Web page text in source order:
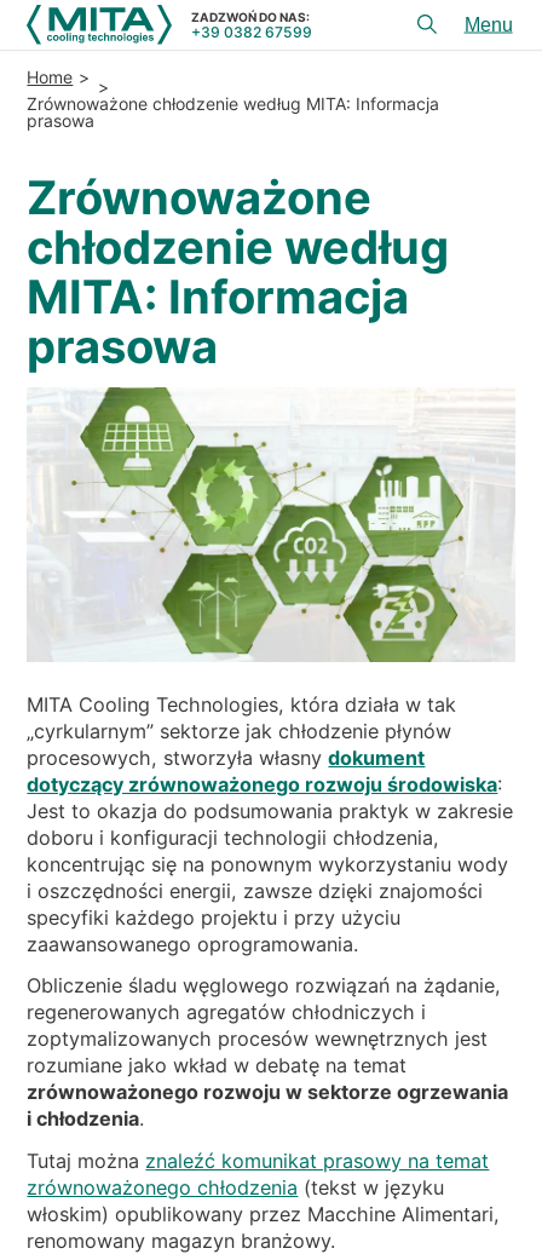
REFERENCJE
WIADOMOŚCI
KIM JESTEŚMY
ZRÓWNOWAŻONEGO
PL EN IT FR DE
ZADZWOŃ DO NAS:
+39 0382 67599
menu
PRODUKTY
USłUGI I DORADZTWO
SERWIS
ZASOBY
KONTAKT
ZADZWOŃ DO NAS: +39 0382 67599
Home
Zrównoważone chłodzenie według MITA: Informacja
prasowa
Zrównoważone
chłodzenie według
MITA: Informacja
prasowa
MITA Cooling Technologies, która działa w tak
„cyrkularnym” sektorze jak chłodzenie płynów
procesowych, stworzyła własnydokument
dotyczący zrównoważonego rozwoju środowiska:
Jest to okazja do podsumowania praktyk w zakresie
doboru i konfiguracji technologii chłodzenia,
koncentrując się na ponownym wykorzystaniu wody
i oszczędności energii, zawsze dzięki znajomości
specyfiki każdego projektu i przy użyciu
zaawansowanego oprogramowania.
Obliczenie śladu węglowego rozwiązań na żądanie,
regenerowanych agregatów chłodniczych i
zoptymalizowanych procesów wewnętrznych jest
rozumiane jako wkład w debatę na temat
zrównoważonego rozwoju w sektorze ogrzewania
i chłodzenia.
Tutaj można znaleźć komunikat prasowy na temat
zrównoważonego chłodzenia (tekst w języku
włoskim) opublikowany przez Macchine Alimentari,
renomowany magazyn branżowy.